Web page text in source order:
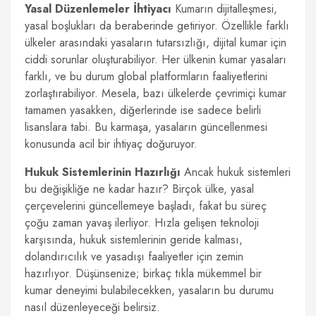
Yasal Düzenlemeler İhtiyacı Kumarın dijitalleşmesi,
yasal boşlukları da beraberinde getiriyor. Özellikle farklı
ülkeler arasındaki yasaların tutarsızlığı, dijital kumar için
ciddi sorunlar oluşturabiliyor. Her ülkenin kumar yasaları
farklı, ve bu durum global platformların faaliyetlerini
zorlaştırabiliyor. Mesela, bazı ülkelerde çevrimiçi kumar
tamamen yasakken, diğerlerinde ise sadece belirli
lisanslara tabi. Bu karmaşa, yasaların güncellenmesi
konusunda acil bir ihtiyaç doğuruyor.
Hukuk Sistemlerinin Hazırlığı Ancak hukuk sistemleri
bu değişikliğe ne kadar hazır? Birçok ülke, yasal
çerçevelerini güncellemeye başladı, fakat bu süreç
çoğu zaman yavaş ilerliyor. Hızla gelişen teknoloji
karşısında, hukuk sistemlerinin geride kalması,
dolandırıcılık ve yasadışı faaliyetler için zemin
hazırlıyor. Düşünsenize; birkaç tıkla mükemmel bir
kumar deneyimi bulabilecekken, yasaların bu durumu
nasıl düzenleyeceği belirsiz.